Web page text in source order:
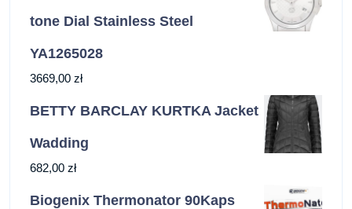
tone Dial Stainless Steel
YA1265028
3669,00 zł
BETTY BARCLAY KURTKA Jacket
Wadding
682,00 zł
Biogenix Thermonator 90Kaps